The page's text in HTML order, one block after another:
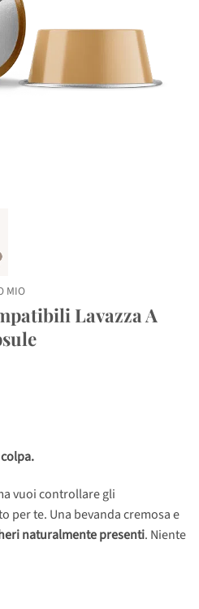
MIO
Lavazza A
vuoi controllare gli
per te. Una bevanda cremosa e
naturalmente presenti. Niente